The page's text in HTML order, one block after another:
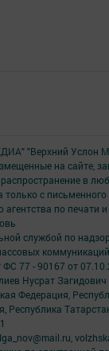
"Верхний Услон
на сайте,
в
с
агентства по
службой по
коммуникаций
77 - 90167 от
Нусрат Загидович
Федерация,
Республика